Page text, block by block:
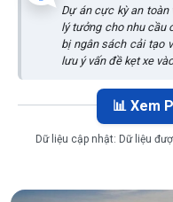
Dự án cực kỳ an toàn
lý tưởng cho nhu cầu
bị ngân sách cải tạo
lưu ý vấn đề kẹt xe
📊 Xem
Dữ liệu cập nhật: Dữ liệu